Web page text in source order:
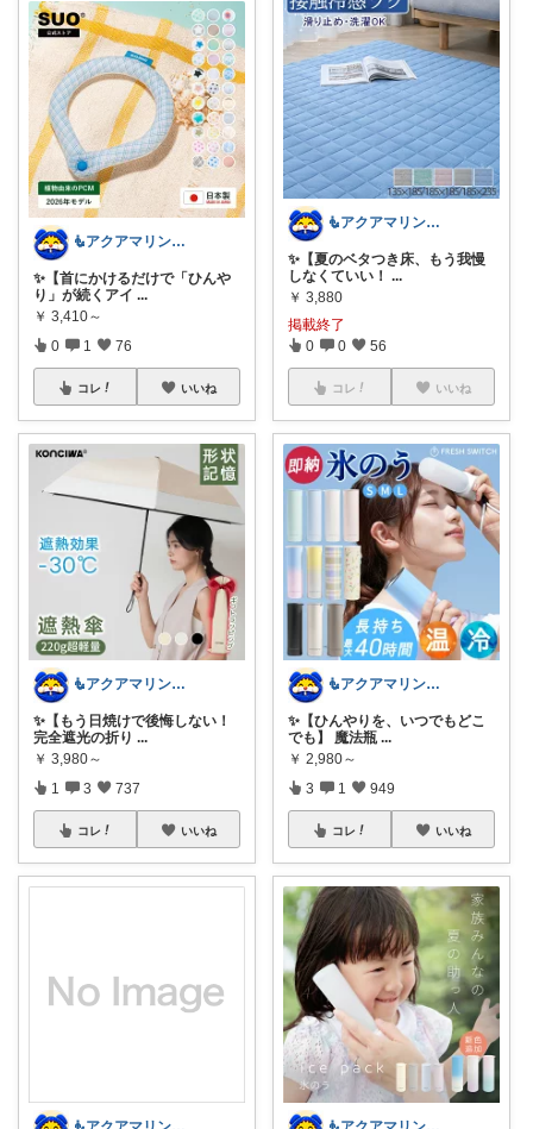
🧜アクアマリン⚡️暮らしに笑顔をプラス
✨【首にかけるだけで「ひんや
り」が続くアイ ...
￥ 3,410～
0 1 76
コレ いいね
🧜アクアマリン⚡️暮らしに笑顔をプラス
✨【もう日焼けで後悔しない！
完全遮光の折り ...
￥ 3,980～
1 3 737
コレ いいね
🧜アクアマリン⚡️暮らしに笑顔をプラス
✨【夏のベタつき床、もう我慢
しなくていい！ ...
￥ 3,880
掲載終了
0 0 56
コレ いいね
🧜アクアマリン⚡️暮らしに笑顔をプラス
✨【ひんやりを、いつでもどこ
でも】 魔法瓶 ...
￥ 2,980～
3 1 949
コレ いいね